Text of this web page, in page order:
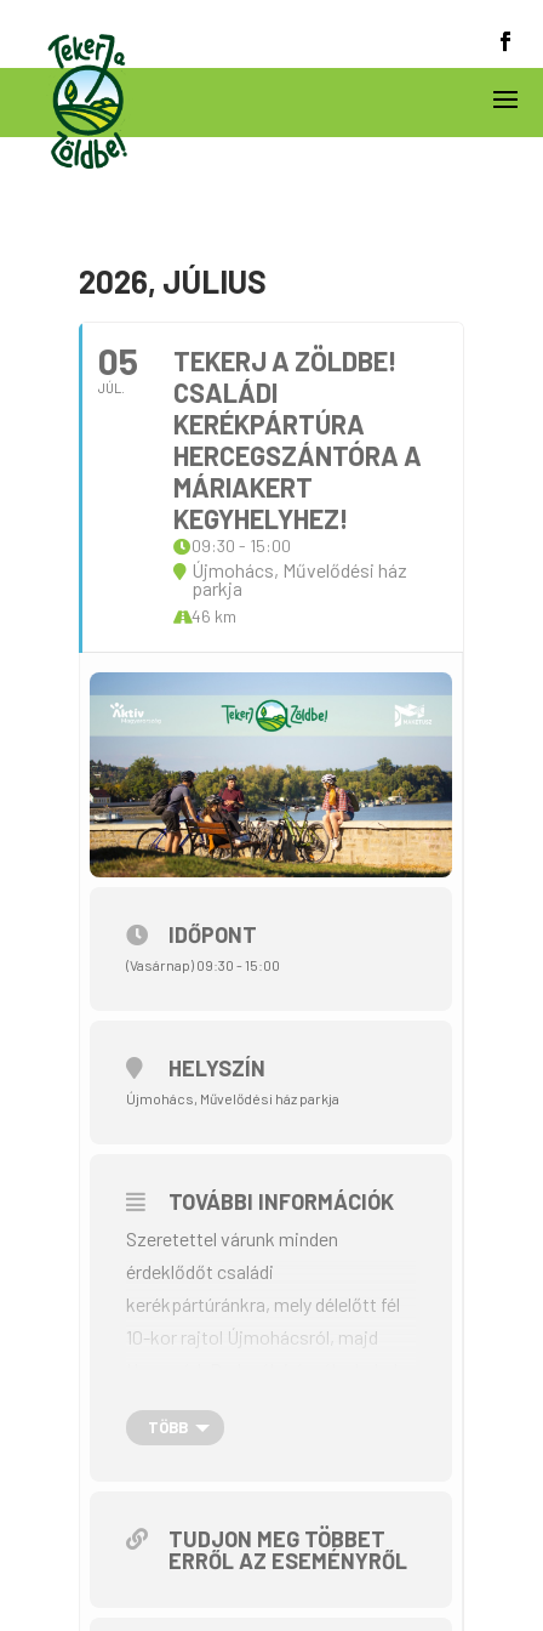
2026, JÚLIUS
05
JÚL.
TEKERJ A ZÖLDBE!
CSALÁDI
KERÉKPÁRTÚRA
HERCEGSZÁNTÓRA A
MÁRIAKERT
KEGYHELYHEZ!
09:30 - 15:00
Újmohács, Művelődési ház
parkja
46 km
IDŐPONT
(Vasárnap) 09:30 - 15:00
HELYSZÍN
Újmohács, Művelődési ház parkja
TOVÁBBI INFORMÁCIÓK
Szeretettel várunk minden
érdeklődőt családi
kerékpártúránkra, mely délelőtt fél
10-kor rajtol Újmohácsról, majd
hercegszántói Máriakert Kegyhely,
szobra, Rigó István pécsi
szobrászművész alkotása. A
TÖBB
TUDJON MEG TÖBBET
ERRŐL AZ ESEMÉNYRŐL